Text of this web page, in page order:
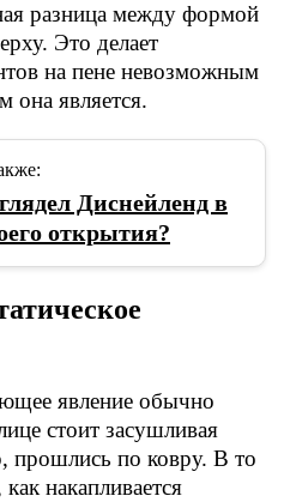
разница между формой
Это делает
на пене невозможным
она является.
Диснейленд в
открытия?
явление обычно
стоит засушливая
прошлись по ковру. В то
накапливается